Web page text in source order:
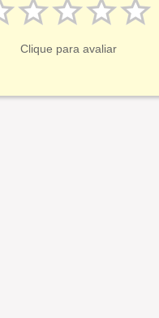
Clique para avaliar